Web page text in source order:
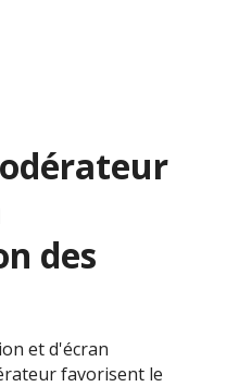
des
et d'écran
favorisent le